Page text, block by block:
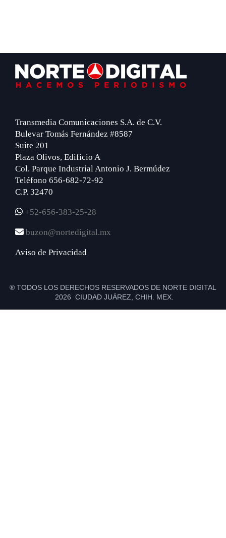
Footer
Transmedia Comunicaciones S.A. de C.V.
Bulevar Tomás Fernández #8587
Suite 201
Plaza Olivos, Edificio A
Col. Parque Industrial Antonio J. Bermúdez
Teléfono 656-682-72-92
C.P. 32470
+52-656-383-25-28
buzon@nortedigital.mx
Aviso de Privacidad
® TODOS LOS DERECHOS RESERVADOS DE NORTE DIGITAL
2026 CIUDAD JUÁREZ, CHIH. MEX.